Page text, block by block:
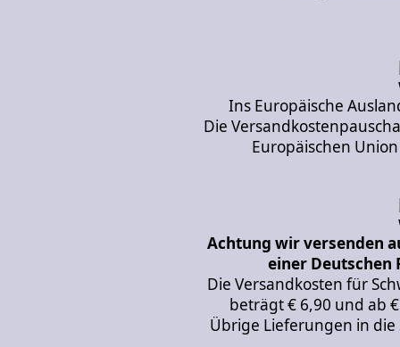
Ins Europäische
Die
Europäischen
Achtung wir versenden
einer Deutschen
Die Versandkosten für
beträgt € 6,90 und ab
Übrige Lieferungen in die